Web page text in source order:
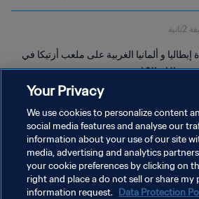
إيطاليا و ألمانيا الغربية على ملعب أزتيكا في
١٩٧٠.
Your Privacy
We use cookies to personalize content
social media features and analyse our
information about your use of our site
media, advertising and analytics
your cookie preferences by clicking on
right and place a do not sell or share my
information request. Data Protection